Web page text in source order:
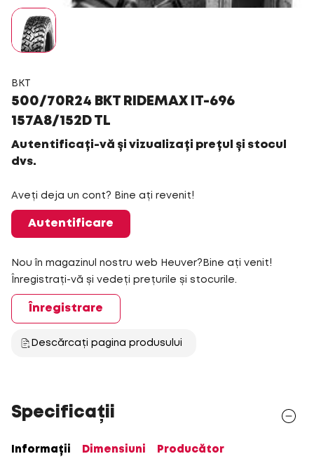
BKT
500/70R24 BKT RIDEMAX IT-696
157A8/152D TL
Autentificați-vă și vizualizați prețul și stocul
dvs.
Aveți deja un cont? Bine ați revenit!
Autentificare
Nou în magazinul nostru web Heuver?Bine ați venit!
Înregistrați-vă și vedeți prețurile și stocurile.
Înregistrare
Descărcați pagina produsului
Specificații
Informații Dimensiuni Producător